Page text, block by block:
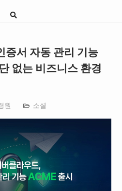
증서 자동 관리 기능
없는 비즈니스 환경
원 소셜